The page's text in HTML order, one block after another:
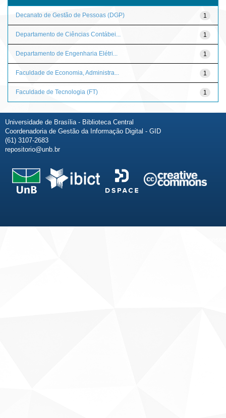
1
Decanato de Gestão de Pessoas (DGP)
1
Departamento de Ciências Contábei...
1
Departamento de Engenharia Elétri...
1
Faculdade de Economia, Administra...
1
Faculdade de Tecnologia (FT)
Universidade de Brasília - Biblioteca Central
Coordenadoria de Gestão da Informação Digital - GID
(61) 3107-2683
repositorio@unb.br